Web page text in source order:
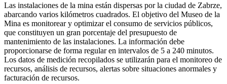
Las instalaciones de la mina están dispersas por la ciudad de Zabrze,
abarcando varios kilómetros cuadrados. El objetivo del Museo de la
Mina es monitorear y optimizar el consumo de servicios públicos,
que constituyen un gran porcentaje del presupuesto de
mantenimiento de las instalaciones. La información debe
proporcionarse de forma regular en intervalos de 5 a 240 minutos.
Los datos de medición recopilados se utilizarán para el monitoreo de
recursos, análisis de recursos, alertas sobre situaciones anormales y
facturación de recursos.